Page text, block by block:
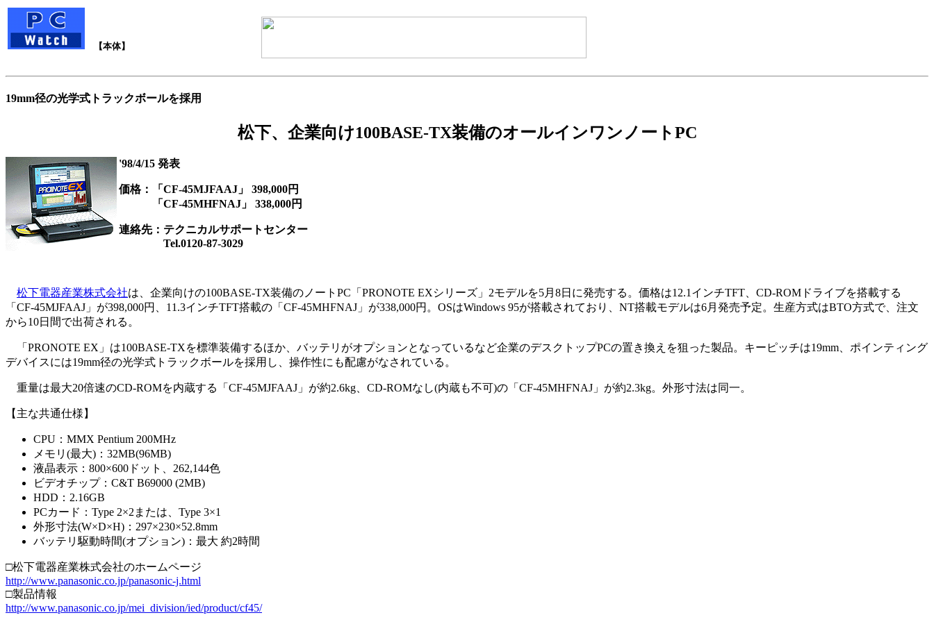
【本体】
19mm径の光学式トラックボールを採用
松下、企業向け100BASE-TX装備のオールインワンノートPC
'98/4/15 発表
価格：「CF-45MJFAAJ」 398,000円
「CF-45MHFNAJ」 338,000円
連絡先：テクニカルサポートセンター
Tel.0120-87-3029
松下電器産業株式会社は、企業向けの100BASE-TX装備のノートPC「PRONOTE EXシリーズ」2モデルを5月8日に発売する。価格は12.1インチTFT、CD-ROMドライブを搭載する
「CF-45MJFAAJ」が398,000円、11.3インチTFT搭載の「CF-45MHFNAJ」が338,000円。OSはWindows 95が搭載されており、NT搭載モデルは6月発売予定。生産方式はBTO方式で、注文
から10日間で出荷される。
「PRONOTE EX」は100BASE-TXを標準装備するほか、バッテリがオプションとなっているなど企業のデスクトップPCの置き換えを狙った製品。キーピッチは19mm、ポインティング
デバイスには19mm径の光学式トラックボールを採用し、操作性にも配慮がなされている。
重量は最大20倍速のCD-ROMを内蔵する「CF-45MJFAAJ」が約2.6kg、CD-ROMなし(内蔵も不可)の「CF-45MHFNAJ」が約2.3kg。外形寸法は同一。
【主な共通仕様】
CPU：MMX Pentium 200MHz
メモリ(最大)：32MB(96MB)
液晶表示：800×600ドット、262,144色
ビデオチップ：C&T B69000 (2MB)
HDD：2.16GB
PCカード：Type 2×2または、Type 3×1
外形寸法(W×D×H)：297×230×52.8mm
バッテリ駆動時間(オプション)：最大 約2時間
□松下電器産業株式会社のホームページ
http://www.panasonic.co.jp/panasonic-j.html
□製品情報
http://www.panasonic.co.jp/mei_division/ied/product/cf45/